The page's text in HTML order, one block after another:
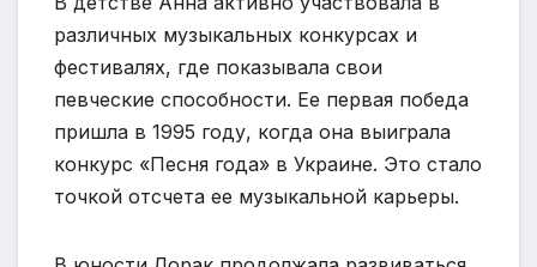
различных музыкальных конкурсах и
фестивалях, где показывала свои
певческие способности. Ее первая победа
пришла в 1995 году, когда она выиграла
конкурс «Песня года» в Украине. Это стало
точкой отсчета ее музыкальной карьеры.